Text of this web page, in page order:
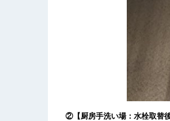
②【厨房手洗い場：水栓取替